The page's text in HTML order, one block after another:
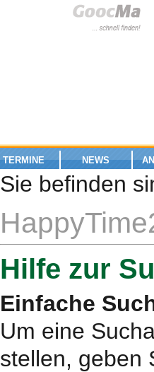
TERMINE NEWS
Sie befinden
Hilfe zur
Einfache
Um eine
stellen, geben